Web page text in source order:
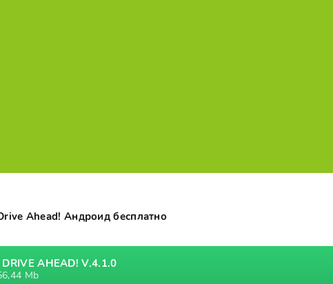
Ahead! Андроид бесплатно
AHEAD! V.4.1.0
Mb